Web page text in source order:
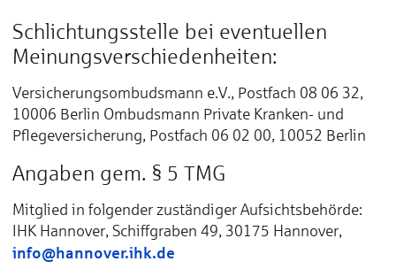
Schlichtungsstelle bei eventuellen
Meinungsverschiedenheiten:
Versicherungsombudsmann e.V., Postfach 08 06 32,
10006 Berlin Ombudsmann Private Kranken- und
Pflegeversicherung, Postfach 06 02 00, 10052 Berlin
Angaben gem. § 5 TMG
Mitglied in folgender zuständiger Aufsichtsbehörde:
IHK Hannover, Schiffgraben 49, 30175 Hannover,
info@hannover.ihk.de